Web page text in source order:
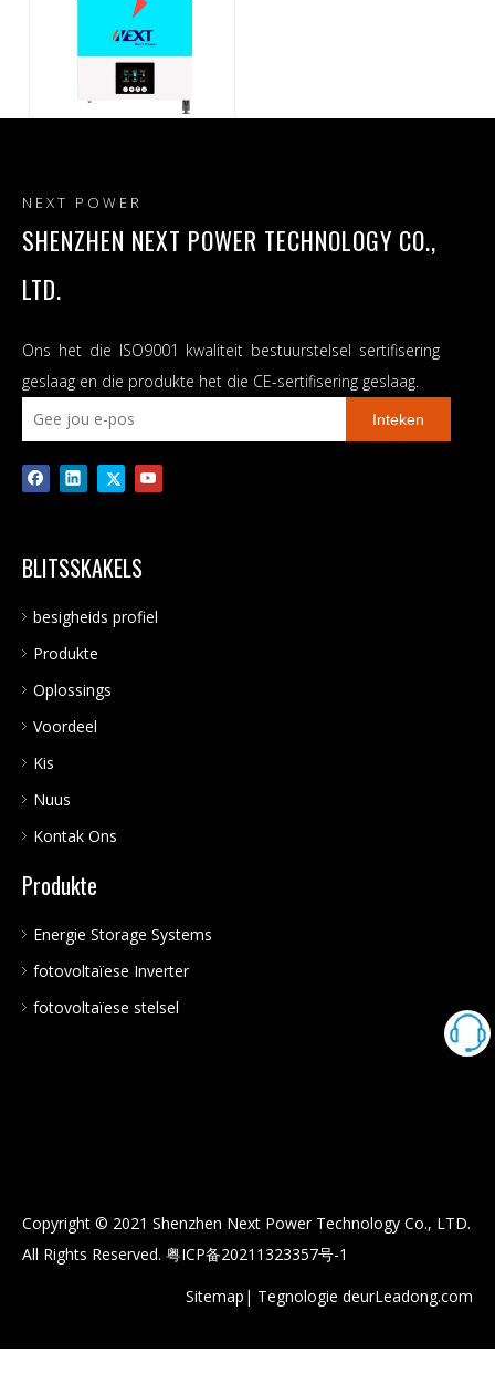
omskakelaar met WIFI
NEXT POWER
SHENZHEN NEXT POWER TECHNOLOGY CO.,
LTD.
Ons het die ISO9001 kwaliteit bestuurstelsel sertifisering
geslaag en die produkte het die CE-sertifisering geslaag.
Inteken
BLITSSKAKELS
besigheids profiel
Produkte
Oplossings
Voordeel
Kis
Nuus
Kontak Ons
Produkte
Energie Storage Systems
fotovoltaïese Inverter
fotovoltaïese stelsel
Copyright © 2021 Shenzhen Next Power Technology Co., LTD.
All Rights Reserved. 粤ICP备20211323357号-1
Sitemap | Tegnologie deurLeadong.com